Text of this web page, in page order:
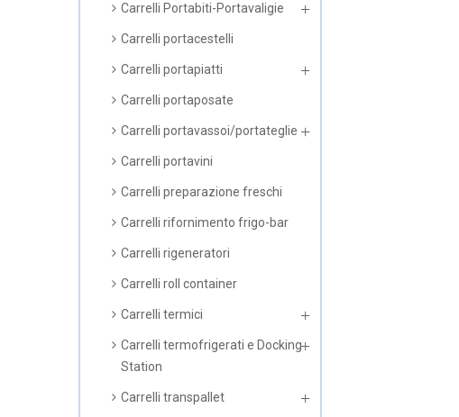
Carrelli Portabiti-Portavaligie
Carrelli portacestelli
Carrelli portapiatti
Carrelli portaposate
Carrelli portavassoi/portateglie
Carrelli portavini
Carrelli preparazione freschi
Carrelli rifornimento frigo-bar
Carrelli rigeneratori
Carrelli roll container
Carrelli termici
Carrelli termofrigerati e Docking
Station
Carrelli transpallet